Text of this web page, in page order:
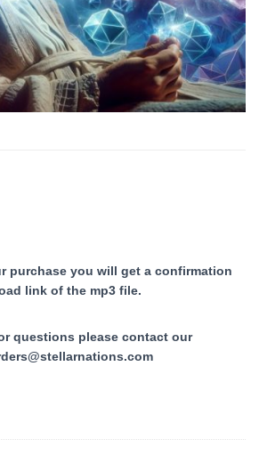
purchase you will get a confirmation
link of the mp3 file.
questions please contact our